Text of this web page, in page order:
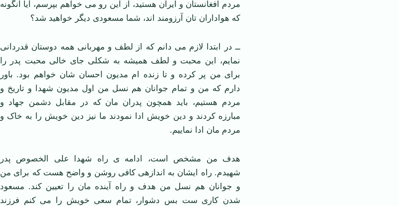
مردم افغانستان و ایران هستید، از این رو می خواهم بپرسم، آیا آنگونه
که هواداران تان آرزومند اند، شما مسعودی دیگر خواهید شد؟
ــ در ابتدا لازم می دانم که از لطف و مهربانی همه دوستان قدردانی
نمایم، این محبت و لطف همیشه به شکلی جای خالی محبت پدر را
برای من پر کرده و تا زنده ام مدیون احسان شان خواهم بود. باور
دارم که من و تمام جوانان هم نسل من اول مدیون شهدا و تاریخ و
مردم هستیم، باید همچون پدران مان که در مقابل دشمن جهاد و
مبارزه کردند و دین خویش ادا نمودند ما نیز دین خویش را به خاک و
مردم مان ادا نماییم.
هدف من مشخص است، ادامه ی راه شهدا علی الخصوص پدر
شهیدم. راه ایشان به اندازهی کافی روشن و واضح هست که برای من
و جوانان هم نسل من هدف و راه آینده مان را تعیین کند. مسعود
شدن کاری ست بس دشوار، تمام سعی خویش را می کنم فرزند